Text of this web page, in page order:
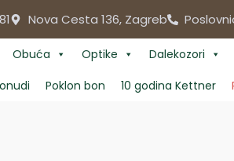
Nova Cesta 136, Zagreb
Obuća Optike Dalekozori
Poklon bon 10 godina Kettner